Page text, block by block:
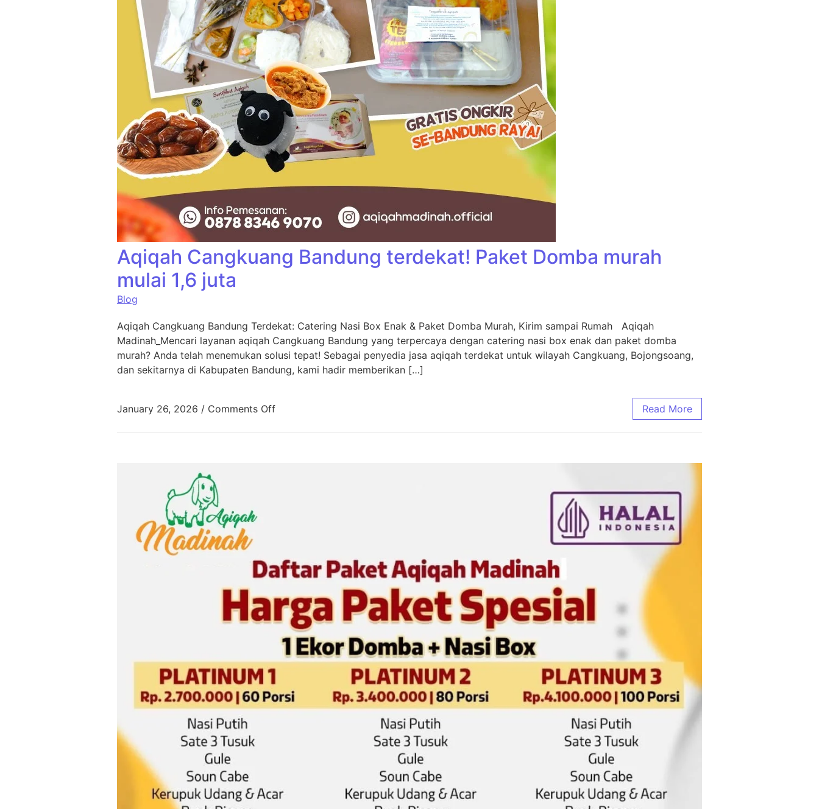
Aqiqah Cangkuang Bandung terdekat! Paket Domba murah
mulai 1,6 juta
Blog
Aqiqah Cangkuang Bandung Terdekat: Catering Nasi Box Enak & Paket Domba Murah, Kirim sampai Rumah Aqiqah
Madinah_Mencari layanan aqiqah Cangkuang Bandung yang terpercaya dengan catering nasi box enak dan paket domba
murah? Anda telah menemukan solusi tepat! Sebagai penyedia jasa aqiqah terdekat untuk wilayah Cangkuang, Bojongsoang,
dan sekitarnya di Kabupaten Bandung, kami hadir memberikan […]
January 26, 2026 / Comments Off Read More